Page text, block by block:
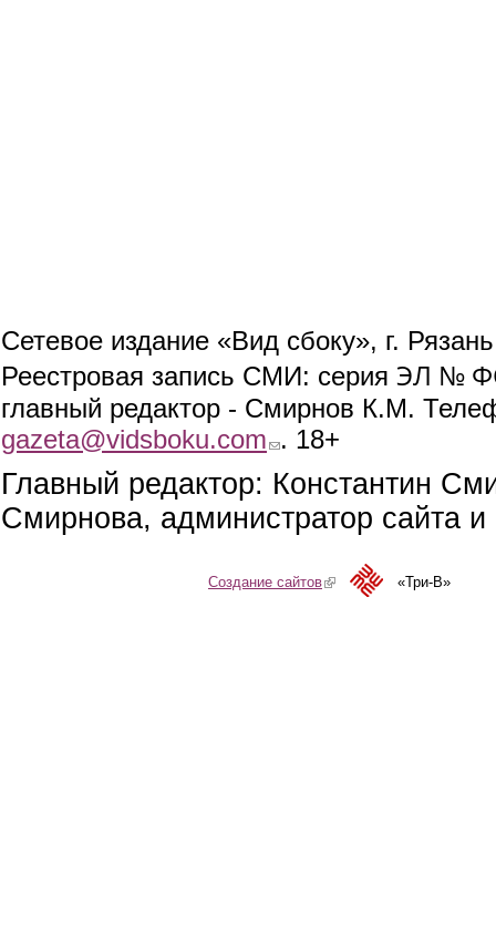
Сетевое издание «Вид сбоку», г.
Реестровая запись СМИ: серия ЭЛ №
главный редактор - Смирнов К.М.
gazeta@vidsboku.com (link sends e-mail)
. 18+
Главный редактор: Константин
Смирнова, администратор сайта
Создание сайтов(link is external)«Три-В»